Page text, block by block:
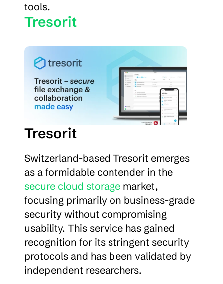
tools.
Tresorit
Tresorit
Switzerland-based Tresorit emerges
secure cloud storage market,
focusing primarily on business-grade
security without compromising
usability. This service has gained
recognition for its stringent security
protocols and has been validated by
independent researchers.